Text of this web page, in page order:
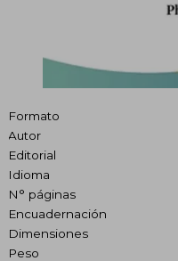
Formato
Autor
Editorial
Idioma
N° páginas
Encuadernación
Dimensiones
Peso